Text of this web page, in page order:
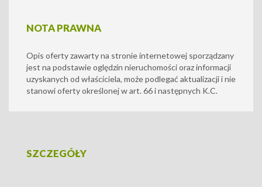
NOTA PRAWNA
Opis oferty zawarty na stronie internetowej sporządzany
jest na podstawie oględzin nieruchomości oraz informacji
uzyskanych od właściciela, może podlegać aktualizacji i nie
stanowi oferty określonej w art. 66 i następnych K.C.
SZCZEGÓŁY